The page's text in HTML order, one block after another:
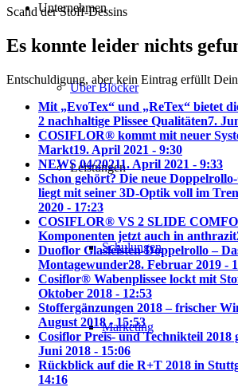
Unternehmen
Über Blöcker
Leistungen
Schulungen
Marketing
Scand der Stoff-Dessins
Es konnte leider nichts
Entschuldigung, aber kein Eintrag erfüllt
Mit „EvoTex“ und „ReTex“ bietet
2 nachhaltige Plissee Qualitäten7.
COSIFLOR® kommt mit neuer
Markt19. April 2021 - 9:30
NEWS 04/20211. April 2021 - 9:33
Schon gehört? Die neue
liegt mit seiner 3D-Optik voll im
2020 - 17:23
COSIFLOR® VS 2 SLIDE
Komponenten jetzt auch in anthrazit
Duoflor Glasleisten-Doppelrollo –
Montagewunder28. Februar 2019 -
Cosiflor® Wabenplissee lockt mit
Oktober 2018 - 12:53
Stoffergänzungen 2018 – frischer
August 2018 - 15:53
Cosiflor Preis- und Technikteil 2018
Juni 2018 - 15:06
Rückblick auf die R+T 2018 in
14:16